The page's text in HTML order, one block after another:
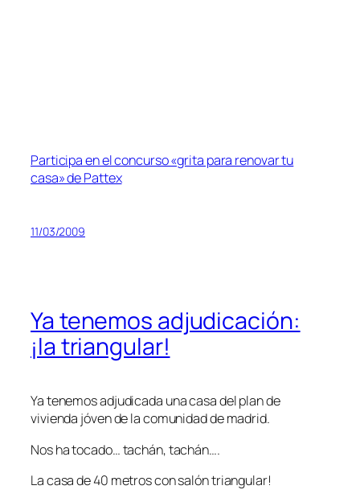
Participa en el concurso «grita para renovar tu
casa» de Pattex
11/03/2009
Ya tenemos adjudicación:
¡la triangular!
Ya tenemos adjudicada una casa del plan de
vivienda jóven de la comunidad de madrid.
Nos ha tocado… tachán, tachán….
La casa de 40 metros con salón triangular!